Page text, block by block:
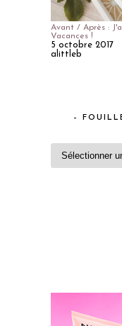
Avant / Après :
Vacances !
5 octobre 2017
alittleb
–